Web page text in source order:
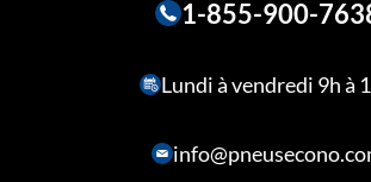
1-855-900-
Lundi à vendredi 9h à